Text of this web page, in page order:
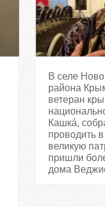
В селе
района
ветеран
Кашкá,
проводить
великую
пришли
дома